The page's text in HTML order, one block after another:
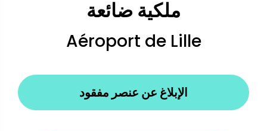
ملكية ضائعة
Aéroport de Lille
الإبلاغ عن عنصر مفقود